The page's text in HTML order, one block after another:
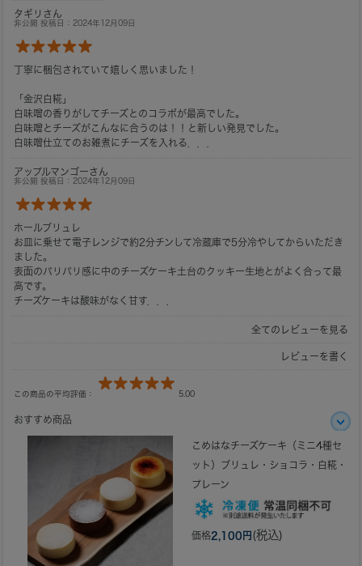
タギリさん
非公開 投稿日：2024年12月09日
丁寧に梱包されていて嬉しく思いました！
「金沢白糀」
白味噌の香りがしてチーズとのコラボが最高でした。
白味噌とチーズがこんなに合うのは！！と新しい発見でした。
白味噌仕立てのお雑煮にチーズを入れる．．．
アップルマンゴーさん
非公開 投稿日：2024年12月09日
ホールブリュレ
お皿に乗せて電子レンジで約2分チンして冷蔵庫で5分冷やしてからいただき
ました。
表面のパリパリ感に中のチーズケーキ土台のクッキー生地とがよく合って最
高です。
チーズケーキは酸味がなく甘す．．．
全てのレビューを見る
レビューを書く
この商品の平均評価： 5.00
おすすめ商品
こめはなチーズケーキ（ミニ4種セ
ット）ブリュレ・ショコラ・白糀・
プレーン
価格2,100円 (税込)